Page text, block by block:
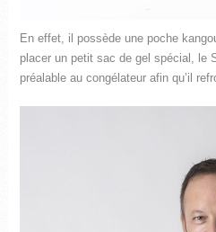
En effet, il possède une poche
placer un petit sac de gel spécial, le
préalable au congélateur afin qu’il